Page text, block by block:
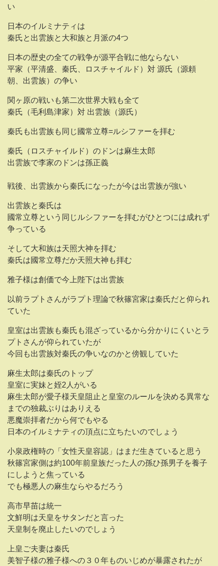
い
日本のイルミナティは
秦氏と出雲族と大和族と月派の4つ
日本の歴史の全ての戦争が源平合戦に他ならない
平家（平清盛、秦氏、ロスチャイルド）対 源氏（源頼
朝、出雲族）の争い
関ヶ原の戦いも第二次世界大戦も全て
秦氏（毛利島津家）対 出雲族（源氏）
秦氏も出雲族も同じ國常立尊=ルシファーを拝む
秦氏（ロスチャイルド）のドンは麻生太郎
出雲族で李家のドンは孫正義
戦後、出雲族から秦氏になったが今は出雲族が強い
出雲族と秦氏は
國常立尊という同じルシファーを拝むがひとつには成れず
争っている
そして大和族は天照大神を拝む
秦氏は國常立尊だか天照大神も拝む
雅子様は創価で今上陛下は出雲族
以前ラプトさんがラプト理論で秋篠宮家は秦氏だと仰られ
ていた
皇室は出雲族も秦氏も混ざっているから分かりにくいとラ
プトさんが仰られていたが
今回も出雲族対秦氏の争いなのかと傍観していた
麻生太郎は秦氏のトップ
皇室に実妹と姪2人がいる
麻生太郎が愛子様天皇阻止と皇室のルールを決める異常な
までの独裁ぶりはありえる
悪魔崇拝者だから何でもやる
日本のイルミナティの頂点に立ちたいのでしょう
小泉政権時の「女性天皇容認」はまだ生きていると思う
秋篠宮家側は約100年前皇族だった人の孫ひ孫男子を養子
にしようと焦っている
でも極悪人の麻生ならやるだろう
高市早苗は統一
文鮮明は天皇をサタンだと言った
天皇制を廃止したいのでしょう
上皇ご夫妻は秦氏
美智子様の雅子様への３０年ものいじめが暴露されたが